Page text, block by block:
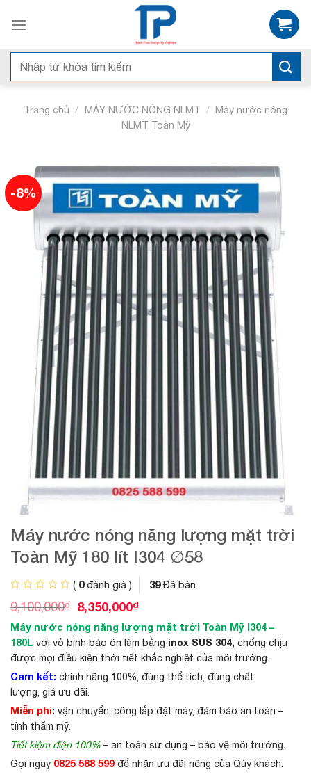
Tìm
kiếm:
Trang chủ / MÁY NƯỚC NÓNG NLMT /
Máy nước nóng
NLMT Toàn Mỹ
-8%
Máy nước nóng năng lượng mặt trời
Toàn Mỹ 180 lít I304 ∅58
( 0đánh giá ) 39Đã bán
9,100,000₫
G
á
g
ố
l
à
:
9
1
0
0
8,350,000₫G
á
h
i
n
ạ
i
à
:
8
Máy nước nóng năng lượng mặt trời Toàn Mỹ I304 –
180L với vỏ bình bảo ôn làm bằng inox SUS 304, chống chịu
được mọi điều kiện thời tiết khắc nghiệt của môi trường.
Cam kết: chính hãng 100%, đúng thể tích, đúng chất
lượng, giá ưu đãi.
Miễn phí: vận chuyển, công lắp đặt máy, đảm bảo an toàn –
tính thẩm mỹ.
Tiết kiệm điện 100% – an toàn sử dụng – bảo vệ môi trường.
Gọi ngay 0825 588 599 để nhận ưu đãi riêng của Qúy khách.